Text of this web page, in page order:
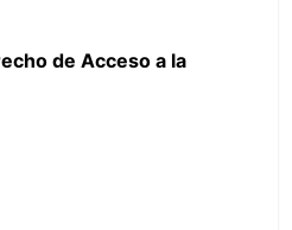
de Acceso a la